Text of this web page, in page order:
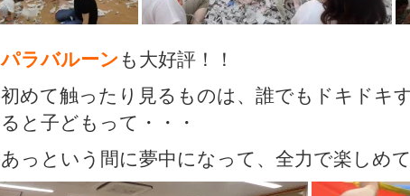
パラバルーン も大好評！！
初めて触ったり見るものは、誰でもドキドキ
ると子どもって・・・
あっという間に夢中になって、全力で楽しめ